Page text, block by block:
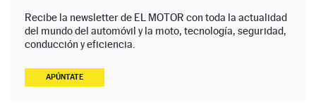
Recibe la newsletter de EL MOTOR con toda la actualidad
del mundo del automóvil y la moto, tecnología, seguridad,
conducción y eficiencia.
APÚNTATE